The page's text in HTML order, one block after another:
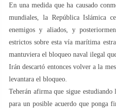
En una medida que ha causado
mundiales, la República Islámica
enemigos y aliados, y
estrictos sobre esta vía marítima
mantuviera el bloqueo naval ilegal
Irán descartó entonces volver a la
levantara el bloqueo.
Teherán afirma que sigue
para un posible acuerdo que ponga